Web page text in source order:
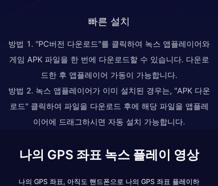
빠른 설치
방법 1. "PC버전 다운로드"를 클릭하여 녹스 앱플레이어와
게임 APK 파일을 한 번에 다운로드할 수 있습니다. 다운로
드한 후 앱플레이어 가동이 가능합니다.
방법 2. 녹스 앱플레이어가 이미 설치된 경우는, "APK 다운
로드" 클릭하여 파일을 다운로드 후에 해당 파일을 앱플레
이어에 드래그하시면 자동 설치 가능합니다.
나의 GPS 좌표 녹스 플레이 영상
나의 GPS 좌표, 아직도 핸드폰으로 나의 GPS 좌표 플레이하